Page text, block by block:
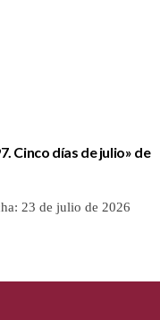
Cinco días de julio» de
23 de julio de 2026